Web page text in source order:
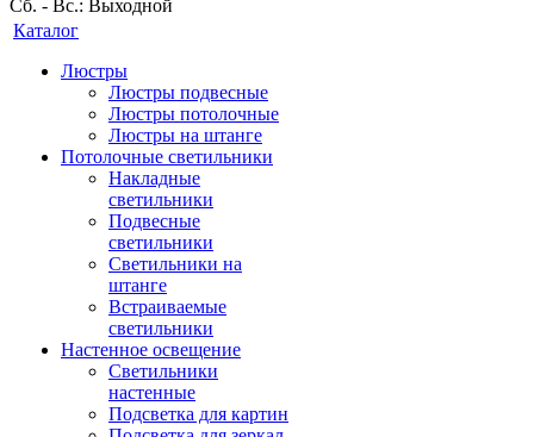
Сб. - Вс.: Выходной
Каталог
Люстры
Люстры подвесные
Люстры потолочные
Люстры на штанге
Потолочные светильники
Накладные
светильники
Подвесные
светильники
Светильники на
штанге
Встраиваемые
светильники
Настенное освещение
Светильники
настенные
Подсветка для картин